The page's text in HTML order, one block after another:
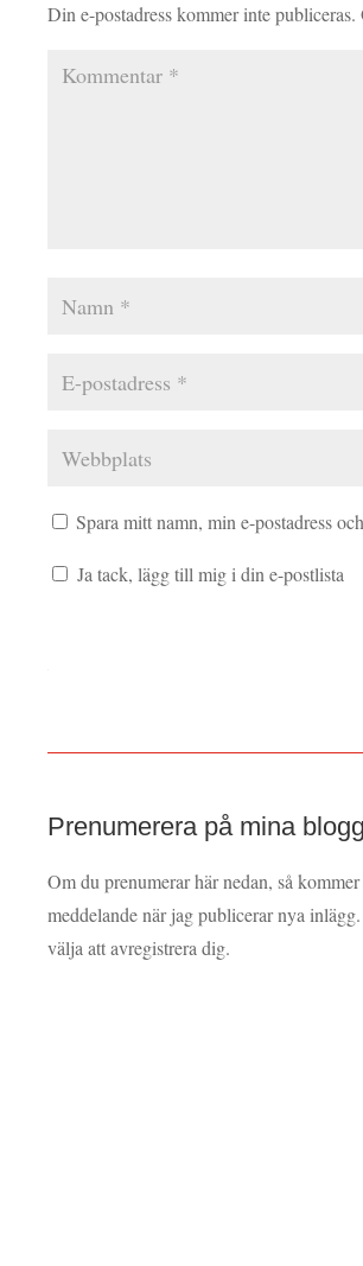
Din e-postadress kommer inte publiceras.
Spara mitt namn, min e-postadress
Ja tack, lägg till mig i din e-postlista
Prenumerera på mina
Om du prenumerar här nedan, så
meddelande när jag publicerar nya
välja att avregistrera dig.